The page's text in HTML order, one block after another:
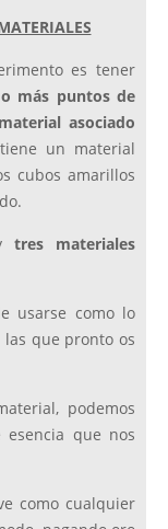
es tener
más puntos de
asociado
un material
cubos amarillos
tres materiales
usarse como lo
las que pronto os
podemos
que nos
como cualquier